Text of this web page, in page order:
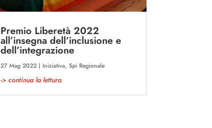
Premio Liberetà 2022
all’insegna dell’inclusione e
dell’integrazione
27 Mag 2022| Iniziativa, Spi Regionale
-> continua la lettura